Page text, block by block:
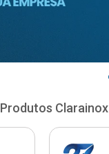
Produtos Clarainox